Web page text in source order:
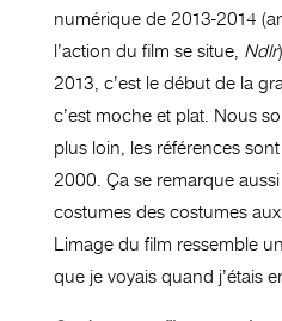
numérique de 2013-2014
l’action du film se situe, Ndlr
2013, c’est le début de la
c’est moche et plat. Nous
plus loin, les références
2000. Ça se remarque
costumes des costumes
Limage du film ressemble
que je voyais quand j’étais